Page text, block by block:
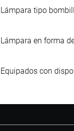
Lámpara tipo
Lámpara en forma
Equipados con